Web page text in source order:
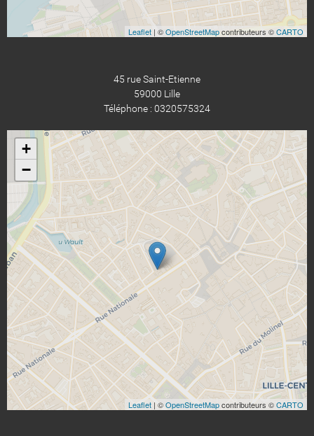
Leaflet | ©OpenStreetMapcontributeurs ©CARTO
45 rue Saint-Etienne
59000 Lille
Téléphone : 0320575324
+
−
Leaflet | ©OpenStreetMapcontributeurs ©CARTO